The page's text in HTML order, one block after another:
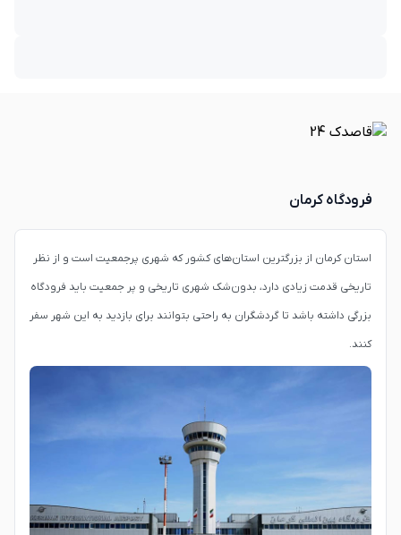
فرودگاه کرمان
استان کرمان از بزرگترین استان‌های کشور که شهری پرجمعیت است و از نظر
تاریخی قدمت زیادی دارد، بدون‌شک شهری تاریخی و پر جمعیت باید فرودگاه
بزرگی داشته باشد تا گردشگران به راحتی بتوانند برای بازدید به این شهر سفر
کنند.